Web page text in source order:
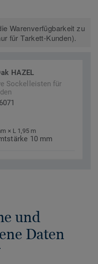
Warenverfügbarkeit zu
für Tarkett-Kunden).
HAZEL
Sockelleisten für
× L 1,95 m
10 mm
und
Daten